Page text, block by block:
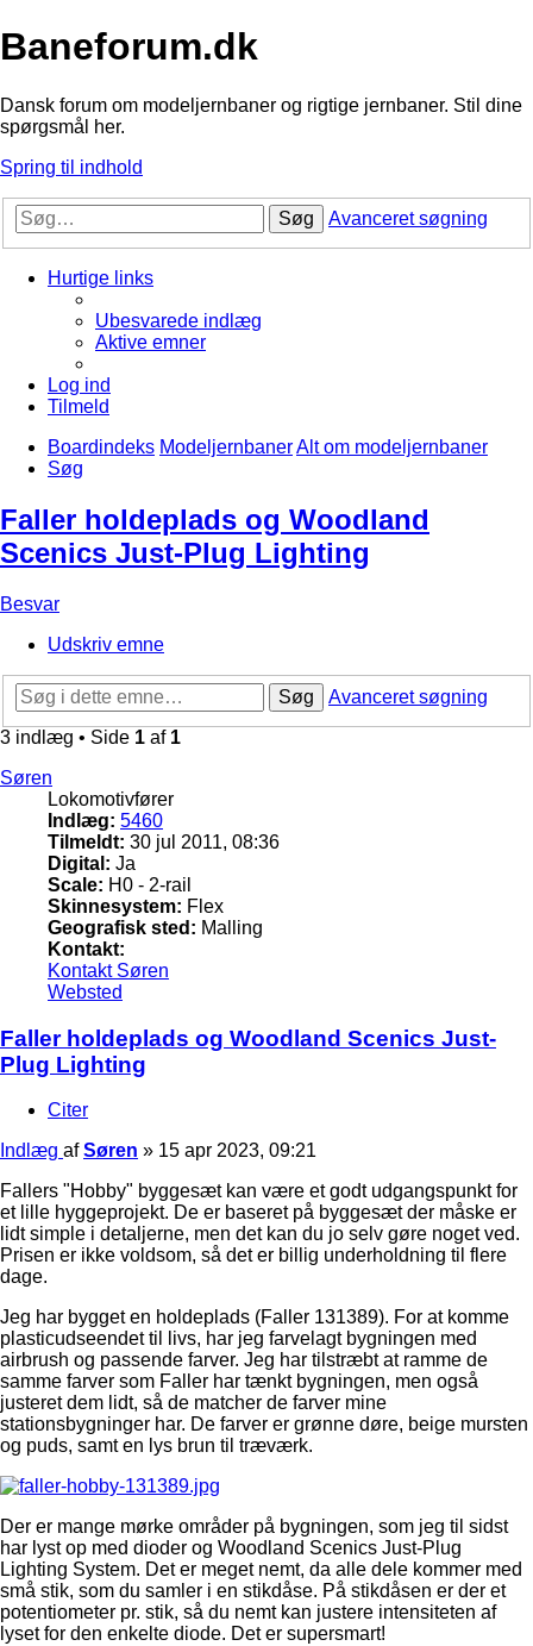
Baneforum.dk
Dansk forum om modeljernbaner og rigtige jernbaner. Stil dine
spørgsmål her.
Spring til indhold
Søg Avanceret søgning
Hurtige links
Ubesvarede indlæg
Aktive emner
Log ind
Tilmeld
Boardindeks ModeljernbanerAlt om modeljernbaner
Søg
Faller holdeplads og Woodland
Scenics Just-Plug Lighting
Besvar
Udskriv emne
Søg
Avanceret søgning
3 indlæg • Side 1 af 1
Søren
Lokomotivfører
Indlæg: 5460
Tilmeldt: 30 jul 2011, 08:36
Digital: Ja
Scale: H0 - 2-rail
Skinnesystem: Flex
Geografisk sted: Malling
Kontakt:
Kontakt Søren
Websted
Faller holdeplads og Woodland Scenics Just-
Plug Lighting
Citer
Indlæg afSøren » 15 apr 2023, 09:21
Fallers "Hobby" byggesæt kan være et godt udgangspunkt for
et lille hyggeprojekt. De er baseret på byggesæt der måske er
lidt simple i detaljerne, men det kan du jo selv gøre noget ved.
Prisen er ikke voldsom, så det er billig underholdning til flere
dage.
Jeg har bygget en holdeplads (Faller 131389). For at komme
plasticudseendet til livs, har jeg farvelagt bygningen med
airbrush og passende farver. Jeg har tilstræbt at ramme de
samme farver som Faller har tænkt bygningen, men også
justeret dem lidt, så de matcher de farver mine
stationsbygninger har. De farver er grønne døre, beige mursten
og puds, samt en lys brun til træværk.
Der er mange mørke områder på bygningen, som jeg til sidst
har lyst op med dioder og Woodland Scenics Just-Plug
Lighting System. Det er meget nemt, da alle dele kommer med
små stik, som du samler i en stikdåse. På stikdåsen er der et
potentiometer pr. stik, så du nemt kan justere intensiteten af
lyset for den enkelte diode. Det er supersmart!